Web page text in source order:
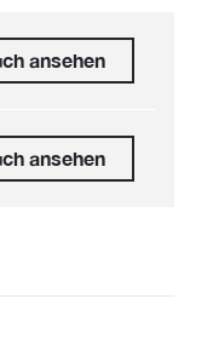
ansehen
ansehen